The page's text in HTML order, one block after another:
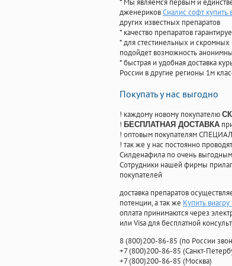
* Мы являемся первым и
дженериковСиалис софт купить
других известных препаратов
* качество препаратов
* для стестинельных и скромных
подойдет возможность
* быстрая и удобная доставка
России в другие регионы 1м
Покупать у нас выгодно
! каждому новому покупателю
! БЕСПЛАТНАЯ ДОСТАВКА
! оптовым покупателям
! так же у нас постоянно
Силденафила по очень
Cотрудники нашей фирмы
покупателей
доставка препаратов
потенции, а так же Купить виагру
оплата принимаются через
или Visa для бесплатной
8(800)200-86-85 (по России
+7(800)200-86-85 (Санкт-
+7(800)200-86-85 (Москва)